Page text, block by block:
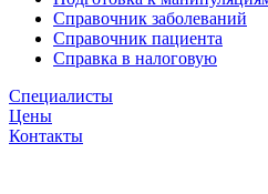
Справочник заболеваний
Справочник пациента
Справка в налоговую
Специалисты
Цены
Контакты